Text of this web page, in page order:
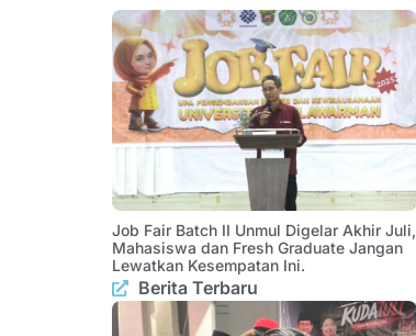
Job Fair Batch II Unmul Digelar Akhir Juli,
Mahasiswa dan Fresh Graduate Jangan
Lewatkan Kesempatan Ini.
Berita Terbaru